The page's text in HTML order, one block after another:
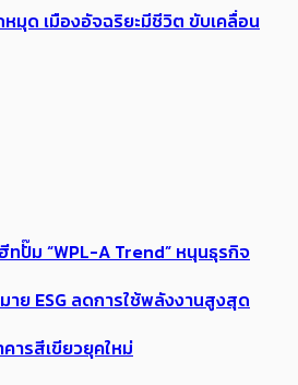
มุด เมืองอัจฉริยะมีชีวิต ขับเคลื่อน
ทปั๊ม “WPL-A Trend” หนุนธุรกิจ
าย ESG ลดการใช้พลังงานสูงสุด
ารสีเขียวยุคใหม่